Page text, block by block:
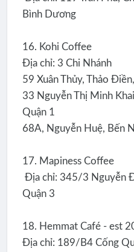
Bình Dương
16. Kohi Coffee
Địa chỉ: 3 Chi Nhánh
59 Xuân Thủy, Thảo
33 Nguyễn Thị Minh
Quận 1
68A, Nguyễn Huệ, Bến
17. Mapiness Coffee
Địa chỉ: 345/3 Nguyễn
Quận 3
18. Hemmat Café - est
Địa chỉ: 189/B4 Cống